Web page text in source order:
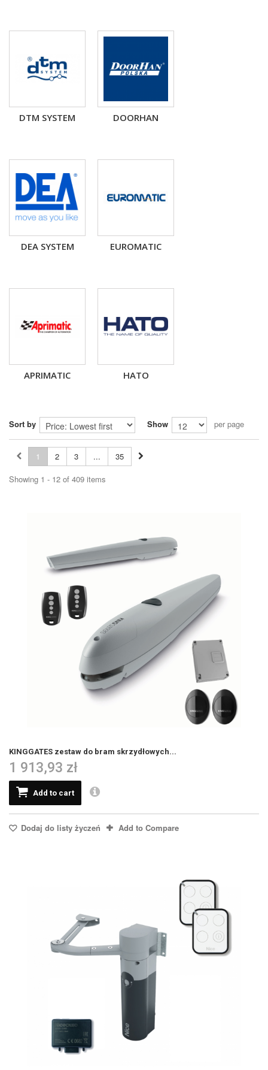
DTM SYSTEM DOORHAN
DEA SYSTEM EUROMATIC
APRIMATIC HATO
Sort by Show per page
1 2 3 ...
35
Showing 1 - 12 of 409 items
KINGGATES zestaw do bram skrzydłowych...
1 913,93 zł
Add to cart
Dodaj do listy życzeń Add to Compare